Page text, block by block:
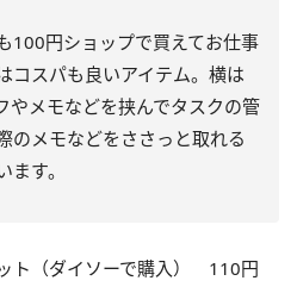
100円ショップで買えてお仕事
コスパも良いアイテム。横は
やメモなどを挟んでタスクの管
のメモなどをささっと取れる
ます。
ト（ダイソーで購入） 110円